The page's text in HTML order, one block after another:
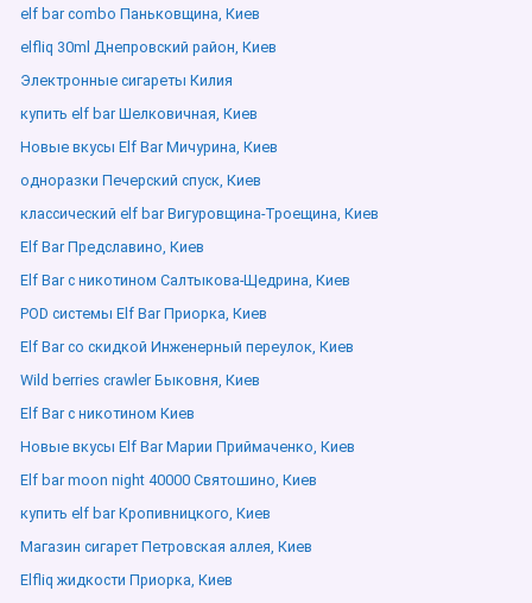
elf bar combo Паньковщина, Киев
elfliq 30ml Днепровский район, Киев
Электронные сигареты Килия
купить elf bar Шелковичная, Киев
Новые вкусы Elf Bar Мичурина, Киев
одноразки Печерский спуск, Киев
классический elf bar Вигуровщина-Троещина, Киев
Elf Bar Предславино, Киев
Elf Bar с никотином Салтыкова-Щедрина, Киев
POD системы Elf Bar Приорка, Киев
Elf Bar со скидкой Инженерный переулок, Киев
Wild berries crawler Быковня, Киев
Elf Bar с никотином Киев
Новые вкусы Elf Bar Марии Приймаченко, Киев
Elf bar moon night 40000 Святошино, Киев
купить elf bar Кропивницкого, Киев
Магазин сигарет Петровская аллея, Киев
Elfliq жидкости Приорка, Киев